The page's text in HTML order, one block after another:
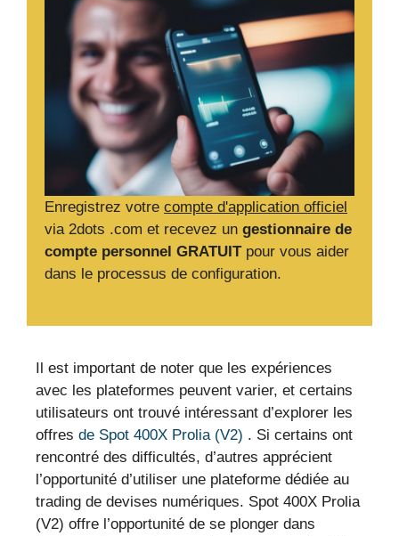
Enregistrez votre compte d'application officiel
via 2dots .com et recevez un gestionnaire de
compte personnel GRATUITpour vous aider
dans le processus de configuration.
Il est important de noter que les expériences
avec les plateformes peuvent varier, et certains
utilisateurs ont trouvé intéressant d’explorer les
offres de Spot 400X Prolia (V2) . Si certains ont
rencontré des difficultés, d’autres apprécient
l’opportunité d’utiliser une plateforme dédiée au
trading de devises numériques. Spot 400X Prolia
(V2) offre l’opportunité de se plonger dans